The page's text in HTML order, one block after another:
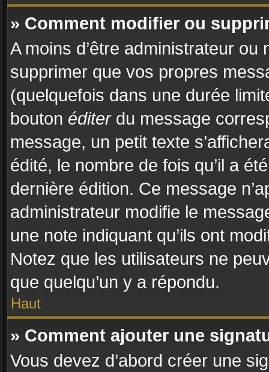
» Comment modifier ou
A moins d’être administrateur
supprimer que vos propres
(quelquefois dans une durée
bouton éditerdu message
message, un petit texte
édité, le nombre de fois qu’il a
dernière édition. Ce message
administrateur modifie le
une note indiquant qu’ils ont
Notez que les utilisateurs ne
que quelqu’un y a répondu.
Haut
» Comment ajouter une
Vous devez d’abord créer une